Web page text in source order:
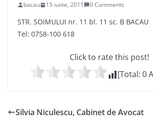
bacau 15 iunie, 2011 0 Comments
STR. SOIMULUI nr. 11 bl. 11 sc. B BACAU
Tel: 0758-100 618
Click to rate this post!
[Total: 0
Silvia Niculescu, Cabinet de Avocat